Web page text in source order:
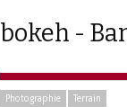
bokeh -
Photographie Terrain